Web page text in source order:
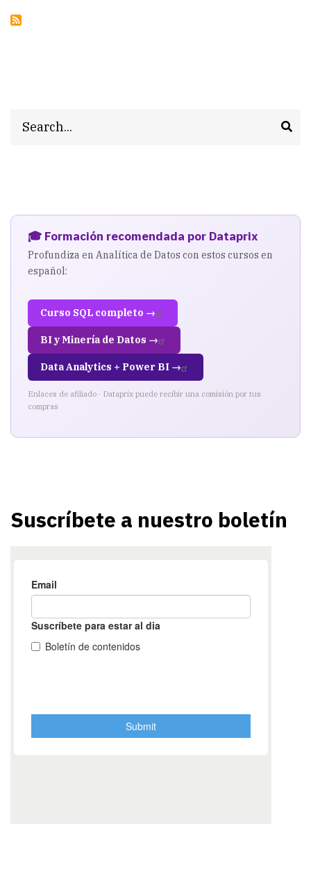
🎓 Formación recomendada por Dataprix
Profundiza en Analítica de Datos con estos cursos en
español:
Curso SQL completo →
BI y Minería de Datos →
Data Analytics + Power BI →
Enlaces de afiliado · Dataprix puede recibir una comisión por tus
compras
Suscríbete a nuestro boletín